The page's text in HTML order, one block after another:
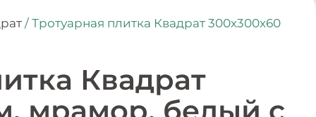
/ Тротуарная плитка Квадрат 300х300х60
Квадрат